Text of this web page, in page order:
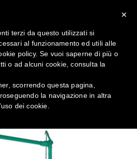
emergenza a
con lavaocchi
Antinfortunistica
PRONTO SOCCORSO
×
terzi da questo utilizzati si
al funzionamento ed utili alle
policy. Se vuoi saperne di più o
o ad alcuni cookie, consulta la
scorrendo questa pagina,
la navigazione in altra
dei cookie.